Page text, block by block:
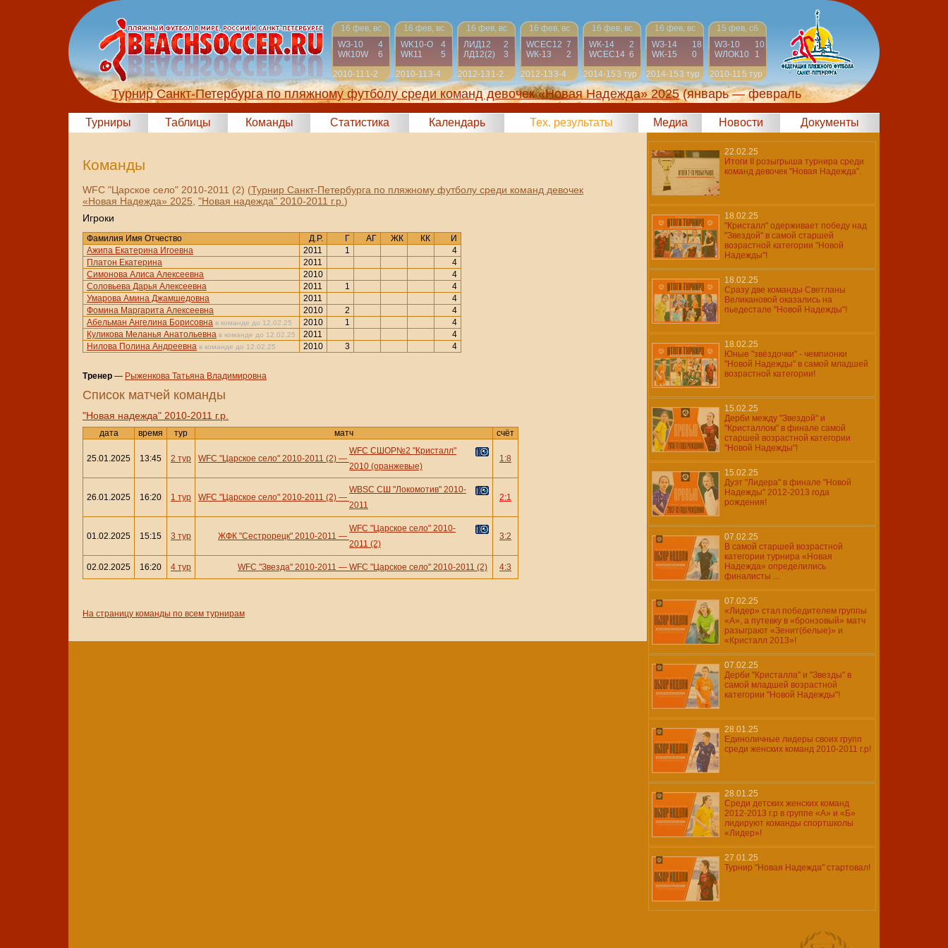
16 фев, вс
WЗ-10
4
WК10W
6
2010-11 1-2
16 фев, вс
WK10-О
4
WК11
5
2010-113-4
16 фев, вс
ЛИД12
2
ЛД12(2)
3
2012-13 1-2
16 фев, вс
WСЕС12 7
WК-13
2
2012-133-4
16 фев, вс
WК-14
2
WСЕС14 6
2014-153 тур
16 фев, вс
WЗ-14
18
WК-15
0
2014-153 тур
15 фев, сб
WЗ-10
10
WЛОК10
1
2010-115 тур
Турнир Санкт-Петербурга по пляжному футболу среди команд девочек «Новая Надежда» 2025 (январь — февраль
Турниры Таблицы Команды Статистика Календарь Тех. результаты Медиа Новости Документы
Команды
WFC "Царское село" 2010-2011 (2) (Турнир Санкт-Петербурга по пляжному футболу среди команд девочек
«Новая Надежда» 2025 "Новая надежда" 2010-2011 г.р. )
Игроки
Фамилия Имя Отчество Д.Р. Г АГ ЖК КК
И
Ажипа Екатерина Игоевна
2011 1
4
Платон Екатерина
2011
4
Симонова Алиса Алексеевна
2010
4
Соловьева Дарья Алексеевна
2011 1
4
Умарова Амина Джамшедовна
2011
4
Фомина Маргарита Алексеевна
2010 2
4
Абельман Ангелина Борисовна в команде до 12.02.25 2010 1
4
Куликова Меланья Анатольевна в команде до 12.02.25 2011
4
Нилова Полина Андреевна в команде до 12.02.25 2010 3 4
Тренер — Рыженкова Татьяна Владимировна
Cписок матчей команды
"Новая надежда" 2010-2011 г.р.
дата время тур матч счёт
25.01.2025 13:45 2 тур WFC "Царское село" 2010-2011 (2) —
WFC СШОР№2 "Кристалл"
2010 (оранжевые)
1:8
26.01.2025 16:20 1 тур WFC "Царское село" 2010-2011 (2) —
WBSC СШ "Локомотив" 2010-
2011
2:1
01.02.2025 15:15 3 тур ЖФК "Сестрорецк" 2010-2011 —
WFC "Царское село" 2010-
2011 (2)
3:2
02.02.2025 16:20 4 тур WFC "Звезда" 2010-2011 — WFC "Царское село" 2010-2011 (2) 4:3
На страницу команды по всем турнирам
22.02.25
Итоги II розыгрыша турнира среди
команд девочек "Новая Надежда".
18.02.25
"Кристалл" одерживает победу над
"Звездой" в самой старшей
возрастной категории "Новой
Надежды"!
18.02.25
Сразу две команды Светланы
Великановой оказались на
пьедестале "Новой Надежды"!
18.02.25
Юные "звёздочки" - чемпионки
"Новой Надежды" в самой младшей
возрастной категории!
15.02.25
Дерби между "Звездой" и
"Кристаллом" в финале самой
старшей возрастной категории
"Новой Надежды"!
15.02.25
Дуэт "Лидера" в финале "Новой
Надежды" 2012-2013 года
рождения!
07.02.25
В самой старшей возрастной
категории турнира «Новая
Надежда» определились
финалисты ...
07.02.25
«Лидер» стал победителем группы
«А», а путевку в «бронзовый» матч
разыграют «Зенит(белые)» и
«Кристалл 2013»!
07.02.25
Дерби "Кристалла" и "Звезды" в
самой младшей возрастной
категории "Новой Надежды"!
28.01.25
Единоличные лидеры своих групп
среди женских команд 2010-2011 г.р!
28.01.25
Среди детских женских команд
2012-2013 г.р в группе «А» и «Б»
лидируют команды спортшколы
«Лидер»!
27.01.25
Турнир "Новая Надежда" стартовал!